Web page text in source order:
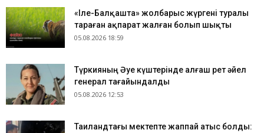
«Іле-Балқашта» жолбарыс жүргені туралы
тараған ақпарат жалған болып шықты
05.08.2026 18:59
Түркияның Әуе күштерінде алғаш рет әйел
генерал тағайындалды
05.08.2026 12:53
Таиландтағы мектепте жаппай атыс болды: